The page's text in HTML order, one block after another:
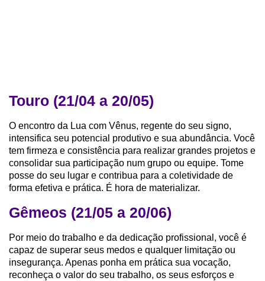
Touro (21/04 a 20/05)
O encontro da Lua com Vênus, regente do seu signo,
intensifica seu potencial produtivo e sua abundância. Você
tem firmeza e consistência para realizar grandes projetos e
consolidar sua participação num grupo ou equipe. Tome
posse do seu lugar e contribua para a coletividade de
forma efetiva e prática. É hora de materializar.
Gêmeos (21/05 a 20/06)
Por meio do trabalho e da dedicação profissional, você é
capaz de superar seus medos e qualquer limitação ou
insegurança. Apenas ponha em prática sua vocação,
reconheça o valor do seu trabalho, os seus esforços e